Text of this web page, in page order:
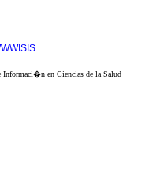
en Ciencias de la Salud